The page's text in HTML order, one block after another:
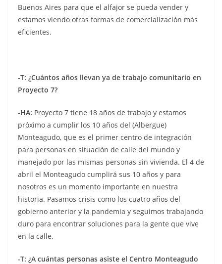
Buenos Aires para que el alfajor se pueda vender y
estamos viendo otras formas de comercialización más
eficientes.
-T: ¿Cuántos años llevan ya de trabajo comunitario en
Proyecto 7?
-HA: Proyecto 7 tiene 18 años de trabajo y estamos
próximo a cumplir los 10 años del (Albergue)
Monteagudo, que es el primer centro de integración
para personas en situación de calle del mundo y
manejado por las mismas personas sin vivienda. El 4 de
abril el Monteagudo cumplirá sus 10 años y para
nosotros es un momento importante en nuestra
historia. Pasamos crisis como los cuatro años del
gobierno anterior y la pandemia y seguimos trabajando
duro para encontrar soluciones para la gente que vive
en la calle.
-T: ¿A cuántas personas asiste el Centro Monteagudo